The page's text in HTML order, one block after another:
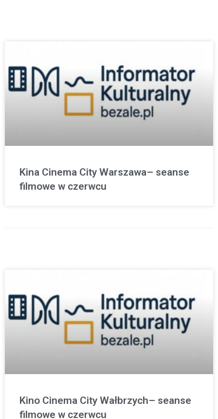
Kina Cinema City Warszawa– seanse
filmowe w czerwcu
Kino Cinema City Wałbrzych– seanse
filmowe w czerwcu